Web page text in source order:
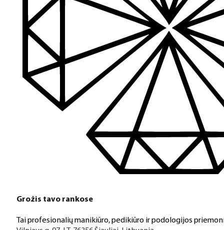
Grožis tavo rankose
Tai profesionalių manikiūro, pedikiūro ir podologijos